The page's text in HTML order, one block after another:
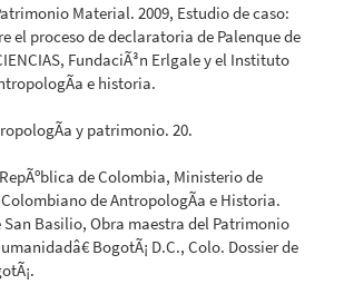
Material. 2009, Estudio de caso:
el proceso de declaratoria de Palenque de
FundaciÃ³n Erlgale y el Instituto
e historia.
y patrimonio. 20.
de Colombia, Ministerio de
de AntropologÃ­a e Historia.
San Basilio, Obra maestra del Patrimonio
BogotÃ¡ D.C., Colo. Dossier de